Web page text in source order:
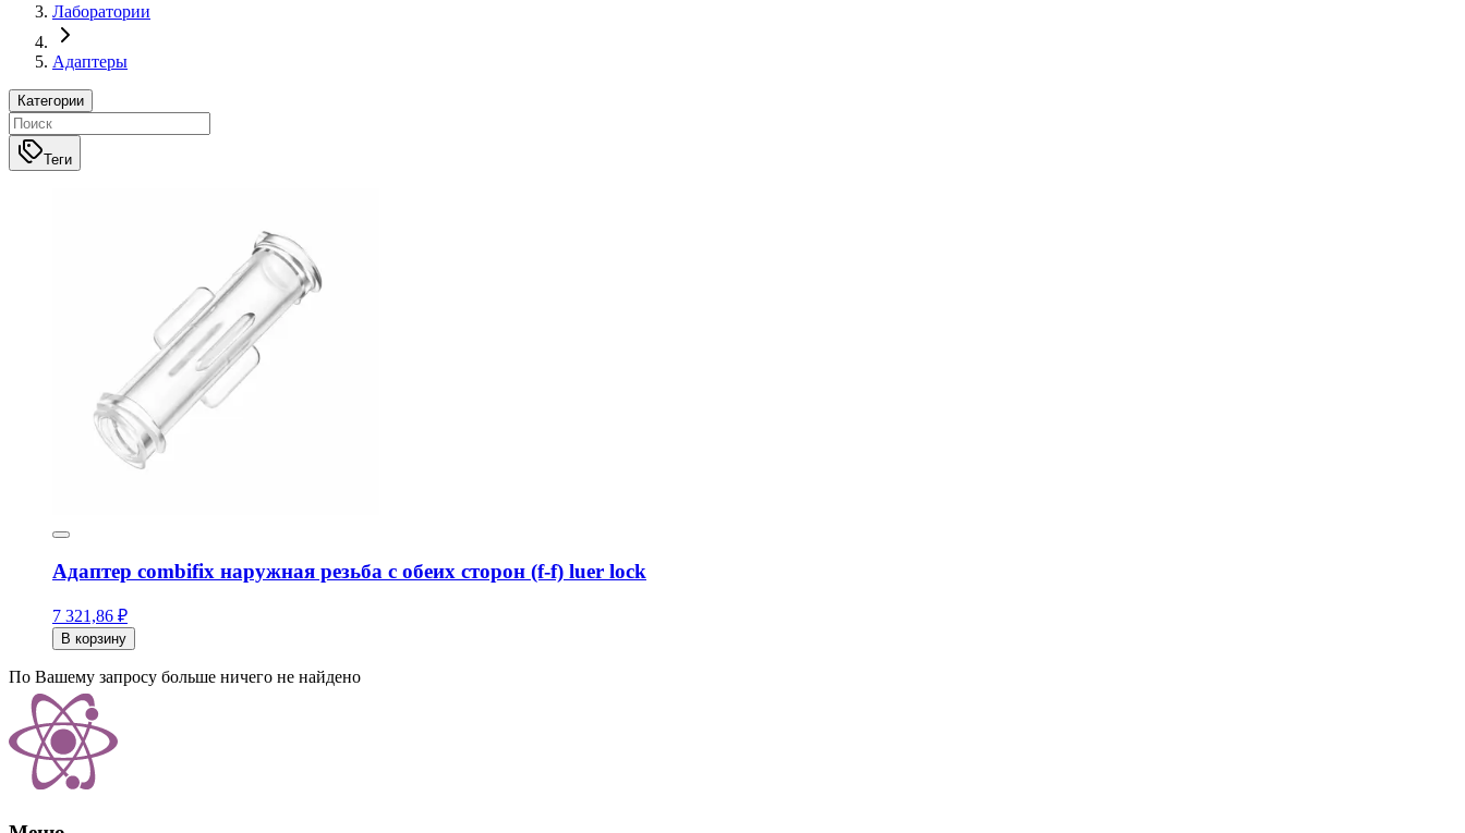
Лаборатории
Адаптеры
Категории
Теги
Адаптер combifix наружная резьба с обеих сторон (f-f) luer lock
7 321,86 ₽
В корзину
По Вашему запросу больше ничего не найдено